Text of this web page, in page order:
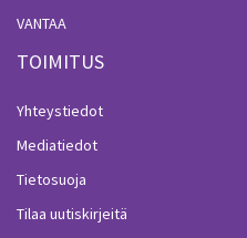
VANTAA
TOIMITUS
Yhteystiedot
Mediatiedot
Tietosuoja
Tilaa uutiskirjeitä